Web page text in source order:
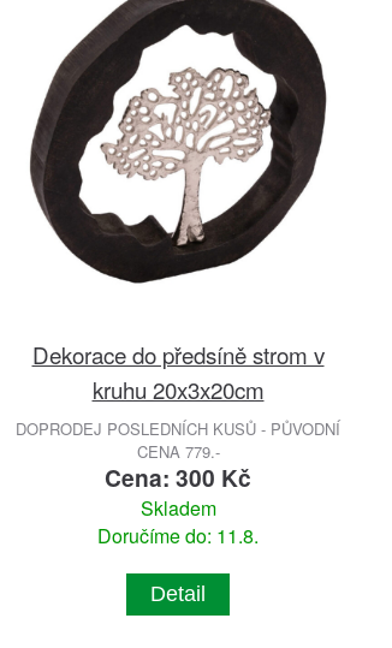
Dekorace do předsíně strom v
kruhu 20x3x20cm
DOPRODEJ POSLEDNÍCH KUSŮ - PŮVODNÍ
CENA 779.-
Cena: 300 Kč
Skladem
Doručíme do: 11.8.
Detail